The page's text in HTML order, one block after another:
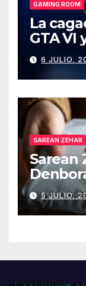
GAMING ROOM
La
GTA VI
6 JULIO,
SAREAN ZEHAR
Sarean
muga-
5 JULIO,